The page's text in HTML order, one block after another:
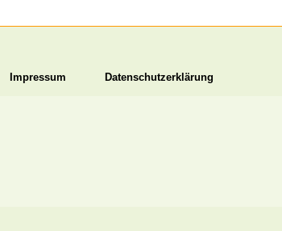
Impressum Datenschutzerklärung